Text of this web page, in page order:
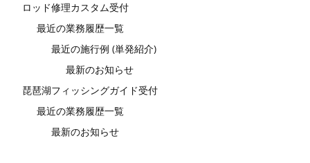
ロッド修理カスタム受付
最近の業務履歴一覧
最近の施行例 (単発紹介)
最新のお知らせ
琵琶湖フィッシングガイド受付
最近の業務履歴一覧
最新のお知らせ